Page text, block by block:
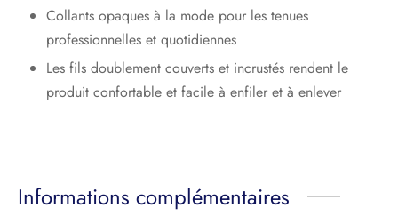
Collants opaques à la mode pour les tenues
professionnelles et quotidiennes
Les fils doublement couverts et incrustés rendent le
produit confortable et facile à enfiler et à enlever
Informations complémentaires